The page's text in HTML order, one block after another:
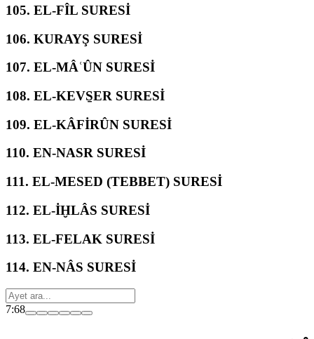
105. EL-FÎL SURESİ
106. KURAYŞ SURESİ
107. EL-MÂʿÛN SURESİ
108. EL-KEVS̱ER SURESİ
109. EL-KÂFİRÛN SURESİ
110. EN-NASR SURESİ
111. EL-MESED (TEBBET) SURESİ
112. EL-İḪLÂS SURESİ
113. EL-FELAK SURESİ
114. EN-NÂS SURESİ
7:68